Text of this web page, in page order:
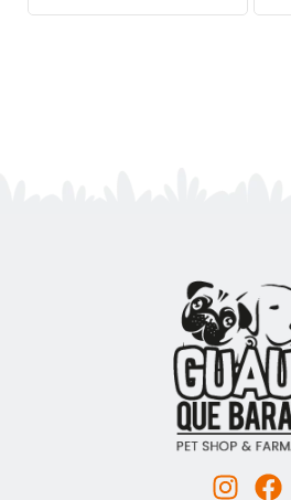
I
F